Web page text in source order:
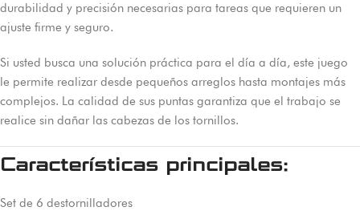
durabilidad y precisión necesarias para tareas que requieren un
ajuste firme y seguro.
Si usted busca una solución práctica para el día a día, este juego
le permite realizar desde pequeños arreglos hasta montajes más
complejos. La calidad de sus puntas garantiza que el trabajo se
realice sin dañar las cabezas de los tornillos.
Características principales:
Set de 6 destornilladores